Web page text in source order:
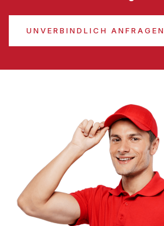
UNVERBINDLICH ANFRAGEN